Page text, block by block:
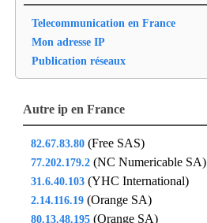
Telecommunication en France
Mon adresse IP
Publication réseaux
Autre ip en France
82.67.83.80 (Free SAS)
77.202.179.2 (NC Numericable SA)
31.6.40.103 (YHC International)
2.14.116.19 (Orange SA)
80.13.48.195 (Orange SA)